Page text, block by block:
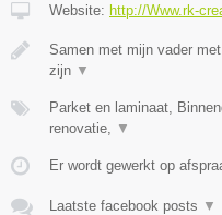
Website: http://Www.rk-
Samen met mijn vader
zijn ▼
Parket en laminaat,
renovatie,
▼
Er wordt gewerkt op
Laatste facebook posts ▼